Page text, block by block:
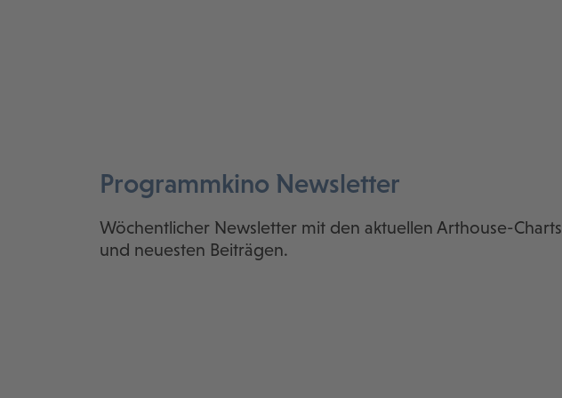
Programmkino Newsletter
Wöchentlicher Newsletter mit den aktuellen Arthouse-Charts
und neuesten Beiträgen.